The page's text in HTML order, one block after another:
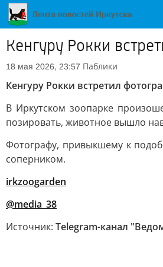
Кенгуру Рокки
18 мая 2026, 23:57 Паблики
Кенгуру Рокки встретил
В Иркутском зоопарке
позировать, животное вышло
Фотографу, привыкшему к
соперником.
irkzoogarden
@media_38
Источник: Telegram-канал